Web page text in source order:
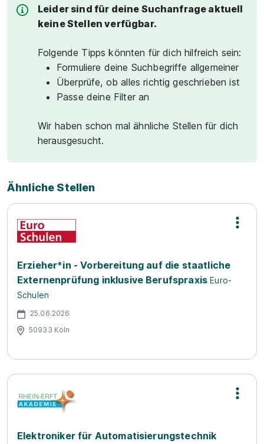
Leider sind für deine Suchanfrage aktuell
keine Stellen verfügbar.
Folgende Tipps könnten für dich hilfreich sein:
Formuliere deine Suchbegriffe allgemeiner
Überprüfe, ob alles richtig geschrieben ist
Passe deine Filter an
Wir haben schon mal ähnliche Stellen für dich
herausgesucht.
Ähnliche Stellen
Erzieher*in - Vorbereitung auf die staatliche
Externenprüfung inklusive Berufspraxis Euro-
Schulen
25.06.2026
50933 Köln
Elektroniker für Automatisierungstechnik